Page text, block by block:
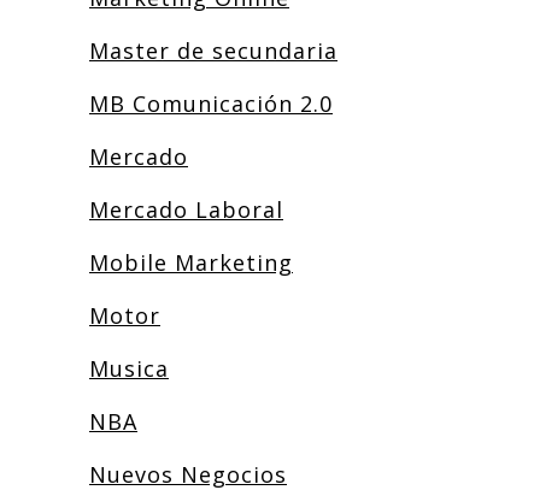
Master de secundaria
MB Comunicación 2.0
Mercado
Mercado Laboral
Mobile Marketing
Motor
Musica
NBA
Nuevos Negocios